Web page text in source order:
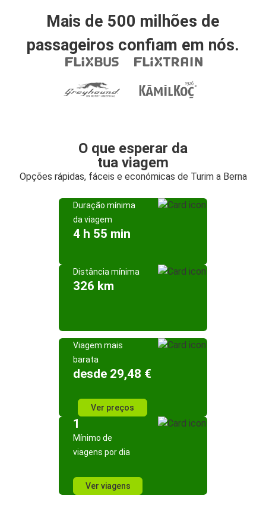
Mais de 500 milhões de
passageiros confiam em nós.
O que esperar da
tua viagem
Opções rápidas, fáceis e económicas de Turim a Berna
Duração mínima
da viagem
4 h 55 min
Distância mínima
326 km
Viagem mais
barata
desde 29,48 €
Ver preços
1
Mínimo de
viagens por dia
Ver viagens